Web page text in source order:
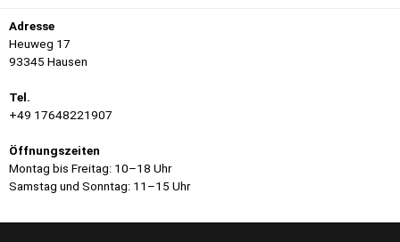
Adresse
Heuweg 17
93345 Hausen
Tel.
+49 17648221907
Öffnungszeiten
Montag bis Freitag: 10–18 Uhr
Samstag und Sonntag: 11–15 Uhr